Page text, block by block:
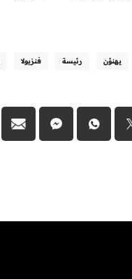
يهنؤن رئيسة فنزيولا